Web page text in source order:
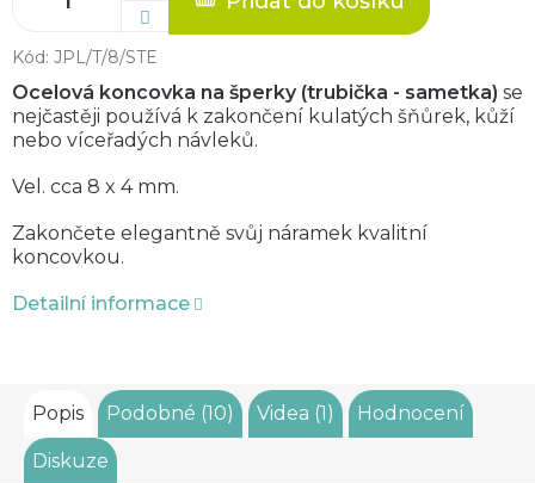
Kód: JPL/T/8/STE
Ocelová koncovka na šperky (trubička - sametka) se
nejčastěji používá k zakončení kulatých šňůrek, kůží
nebo víceřadých návleků.
Vel. cca 8 x 4 mm.
Zakončete elegantně svůj náramek kvalitní
koncovkou.
Detailní informace
Popis Podobné (10) Videa (1) Hodnocení
Diskuze